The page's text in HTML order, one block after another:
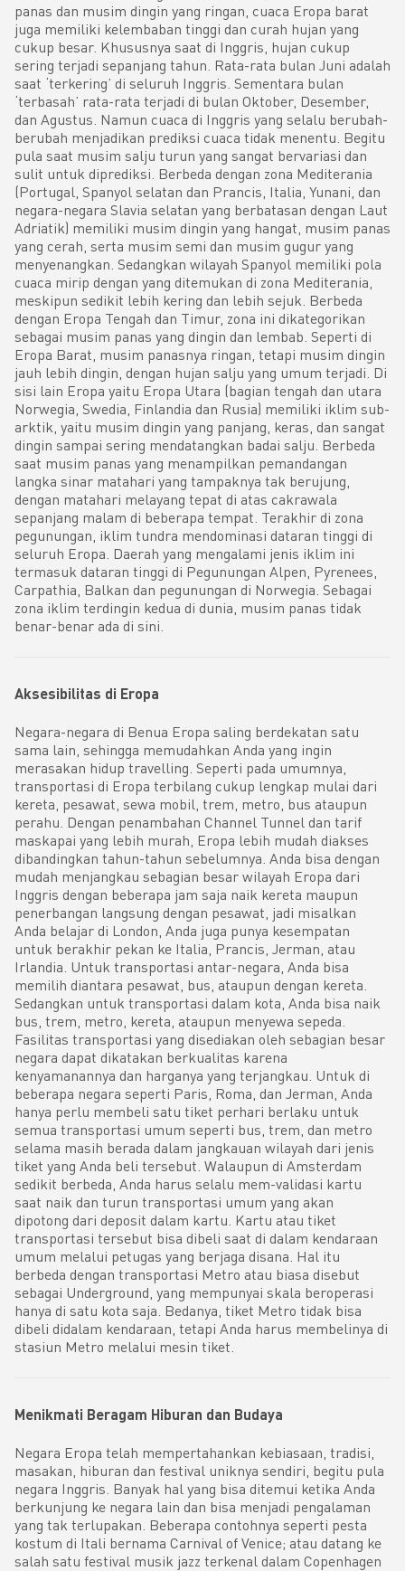
panas dan musim dingin yang ringan, cuaca Eropa barat
juga memiliki kelembaban tinggi dan curah hujan yang
cukup besar. Khususnya saat di Inggris, hujan cukup
sering terjadi sepanjang tahun. Rata-rata bulan Juni adalah
saat ‘terkering’ di seluruh Inggris. Sementara bulan
‘terbasah’ rata-rata terjadi di bulan Oktober, Desember,
dan Agustus. Namun cuaca di Inggris yang selalu berubah-
berubah menjadikan prediksi cuaca tidak menentu. Begitu
pula saat musim salju turun yang sangat bervariasi dan
sulit untuk diprediksi. Berbeda dengan zona Mediterania
(Portugal, Spanyol selatan dan Prancis, Italia, Yunani, dan
negara-negara Slavia selatan yang berbatasan dengan Laut
Adriatik) memiliki musim dingin yang hangat, musim panas
yang cerah, serta musim semi dan musim gugur yang
menyenangkan. Sedangkan wilayah Spanyol memiliki pola
cuaca mirip dengan yang ditemukan di zona Mediterania,
meskipun sedikit lebih kering dan lebih sejuk. Berbeda
dengan Eropa Tengah dan Timur, zona ini dikategorikan
sebagai musim panas yang dingin dan lembab. Seperti di
Eropa Barat, musim panasnya ringan, tetapi musim dingin
jauh lebih dingin, dengan hujan salju yang umum terjadi. Di
sisi lain Eropa yaitu Eropa Utara (bagian tengah dan utara
Norwegia, Swedia, Finlandia dan Rusia) memiliki iklim sub-
arktik, yaitu musim dingin yang panjang, keras, dan sangat
dingin sampai sering mendatangkan badai salju. Berbeda
saat musim panas yang menampilkan pemandangan
langka sinar matahari yang tampaknya tak berujung,
dengan matahari melayang tepat di atas cakrawala
sepanjang malam di beberapa tempat. Terakhir di zona
pegunungan, iklim tundra mendominasi dataran tinggi di
seluruh Eropa. Daerah yang mengalami jenis iklim ini
termasuk dataran tinggi di Pegunungan Alpen, Pyrenees,
Carpathia, Balkan dan pegunungan di Norwegia. Sebagai
zona iklim terdingin kedua di dunia, musim panas tidak
benar-benar ada di sini.
Aksesibilitas di Eropa
Negara-negara di Benua Eropa saling berdekatan satu
sama lain, sehingga memudahkan Anda yang ingin
merasakan hidup travelling. Seperti pada umumnya,
transportasi di Eropa terbilang cukup lengkap mulai dari
kereta, pesawat, sewa mobil, trem, metro, bus ataupun
perahu. Dengan penambahan Channel Tunnel dan tarif
maskapai yang lebih murah, Eropa lebih mudah diakses
dibandingkan tahun-tahun sebelumnya. Anda bisa dengan
mudah menjangkau sebagian besar wilayah Eropa dari
Inggris dengan beberapa jam saja naik kereta maupun
penerbangan langsung dengan pesawat, jadi misalkan
Anda belajar di London, Anda juga punya kesempatan
untuk berakhir pekan ke Italia, Prancis, Jerman, atau
Irlandia. Untuk transportasi antar-negara, Anda bisa
memilih diantara pesawat, bus, ataupun dengan kereta.
Sedangkan untuk transportasi dalam kota, Anda bisa naik
bus, trem, metro, kereta, ataupun menyewa sepeda.
Fasilitas transportasi yang disediakan oleh sebagian besar
negara dapat dikatakan berkualitas karena
kenyamanannya dan harganya yang terjangkau. Untuk di
beberapa negara seperti Paris, Roma, dan Jerman, Anda
hanya perlu membeli satu tiket perhari berlaku untuk
semua transportasi umum seperti bus, trem, dan metro
selama masih berada dalam jangkauan wilayah dari jenis
tiket yang Anda beli tersebut. Walaupun di Amsterdam
sedikit berbeda, Anda harus selalu mem-validasi kartu
saat naik dan turun transportasi umum yang akan
dipotong dari deposit dalam kartu. Kartu atau tiket
transportasi tersebut bisa dibeli saat di dalam kendaraan
umum melalui petugas yang berjaga disana. Hal itu
berbeda dengan transportasi Metro atau biasa disebut
sebagai Underground, yang mempunyai skala beroperasi
hanya di satu kota saja. Bedanya, tiket Metro tidak bisa
dibeli didalam kendaraan, tetapi Anda harus membelinya di
stasiun Metro melalui mesin tiket.
Menikmati Beragam Hiburan dan Budaya
Negara Eropa telah mempertahankan kebiasaan, tradisi,
masakan, hiburan dan festival uniknya sendiri, begitu pula
negara Inggris. Banyak hal yang bisa ditemui ketika Anda
berkunjung ke negara lain dan bisa menjadi pengalaman
yang tak terlupakan. Beberapa contohnya seperti pesta
kostum di Itali bernama Carnival of Venice; atau datang ke
salah satu festival musik jazz terkenal dalam Copenhagen